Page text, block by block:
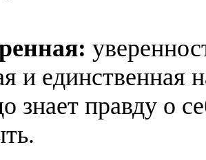
и единственная
знает правду о